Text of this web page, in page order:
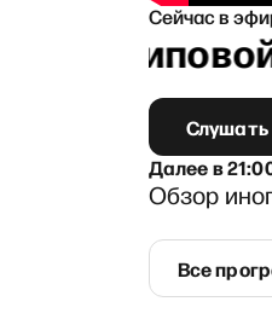
Сейчас в
Слушать
Далеев
Обзор
Все